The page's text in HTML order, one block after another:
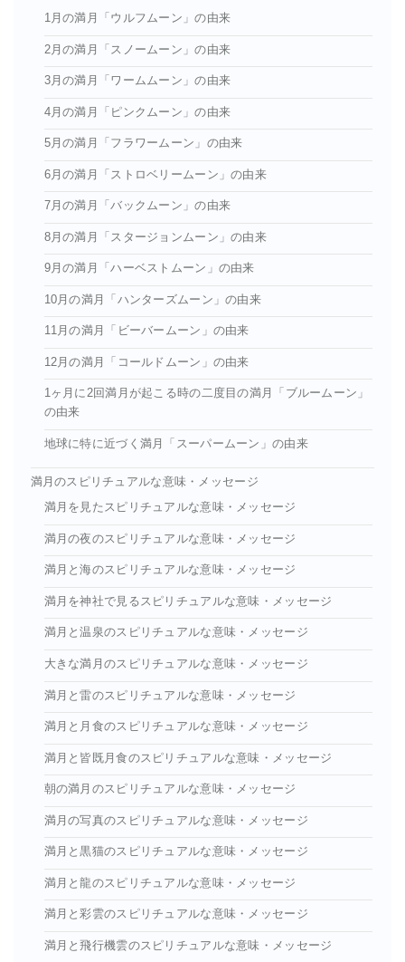
1月の満月「ウルフムーン」の由来
2月の満月「スノームーン」の由来
3月の満月「ワームムーン」の由来
4月の満月「ピンクムーン」の由来
5月の満月「フラワームーン」の由来
6月の満月「ストロベリームーン」の由来
7月の満月「バックムーン」の由来
8月の満月「スタージョンムーン」の由来
9月の満月「ハーベストムーン」の由来
10月の満月「ハンターズムーン」の由来
11月の満月「ビーバームーン」の由来
12月の満月「コールドムーン」の由来
1ヶ月に2回満月が起こる時の二度目の満月「ブルームーン」
の由来
地球に特に近づく満月「スーパームーン」の由来
満月のスピリチュアルな意味・メッセージ
満月を見たスピリチュアルな意味・メッセージ
満月の夜のスピリチュアルな意味・メッセージ
満月と海のスピリチュアルな意味・メッセージ
満月を神社で見るスピリチュアルな意味・メッセージ
満月と温泉のスピリチュアルな意味・メッセージ
大きな満月のスピリチュアルな意味・メッセージ
満月と雷のスピリチュアルな意味・メッセージ
満月と月食のスピリチュアルな意味・メッセージ
満月と皆既月食のスピリチュアルな意味・メッセージ
朝の満月のスピリチュアルな意味・メッセージ
満月の写真のスピリチュアルな意味・メッセージ
満月と黒猫のスピリチュアルな意味・メッセージ
満月と龍のスピリチュアルな意味・メッセージ
満月と彩雲のスピリチュアルな意味・メッセージ
満月と飛行機雲のスピリチュアルな意味・メッセージ